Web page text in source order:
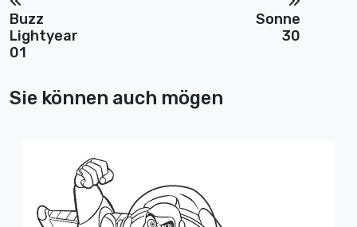
Buzz
Lightyear
01
Sonne
30
Sie können auch mögen